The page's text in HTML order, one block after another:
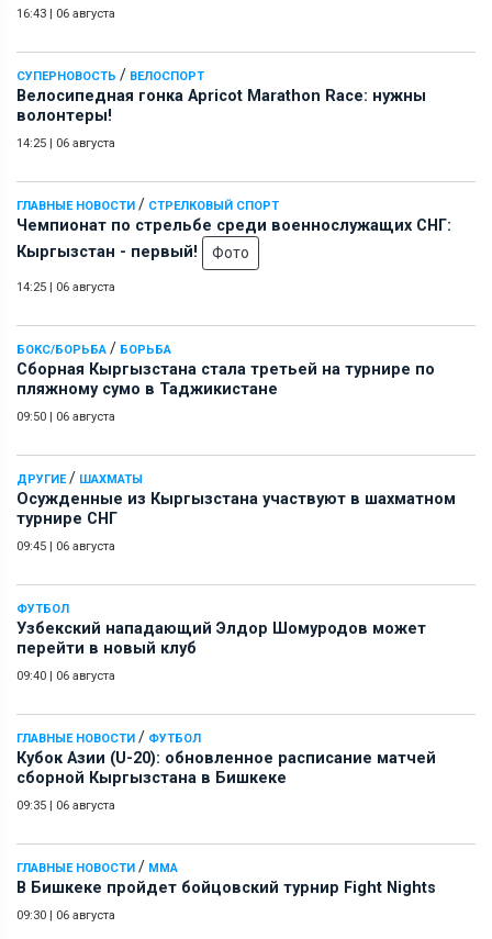
16:43 | 06 августа
СУПЕРНОВОСТЬ / ВЕЛОСПОРТ
Велосипедная гонка Apricot Marathon Race: нужны
волонтеры!
14:25 | 06 августа
ГЛАВНЫЕ НОВОСТИ / СТРЕЛКОВЫЙ СПОРТ
Чемпионат по стрельбе среди военнослужащих СНГ:
Кыргызстан - первый!
Фото
14:25 | 06 августа
БОКС/БОРЬБА / БОРЬБА
Сборная Кыргызстана стала третьей на турнире по
пляжному сумо в Таджикистане
09:50 | 06 августа
ДРУГИЕ/ ШАХМАТЫ
Осужденные из Кыргызстана участвуют в шахматном
турнире СНГ
09:45 | 06 августа
ФУТБОЛ
Узбекский нападающий Элдор Шомуродов может
перейти в новый клуб
09:40 | 06 августа
ГЛАВНЫЕ НОВОСТИ / ФУТБОЛ
Кубок Азии (U-20): обновленное расписание матчей
сборной Кыргызстана в Бишкеке
09:35 | 06 августа
ГЛАВНЫЕ НОВОСТИ / ММА
В Бишкеке пройдет бойцовский турнир Fight Nights
09:30 | 06 августа